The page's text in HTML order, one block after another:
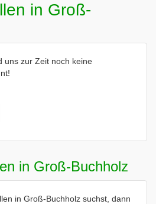
in Groß-
uns zur Zeit noch keine
in Groß-Buchholz
in Groß-Buchholz suchst, dann